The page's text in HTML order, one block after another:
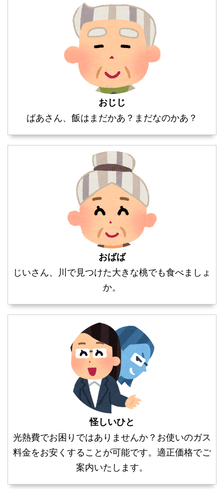
おじじ
ばあさん、飯はまだかあ？まだなのかあ？
おばば
じいさん、川で見つけた大きな桃でも食べましょ
か。
怪しいひと
光熱費でお困りではありませんか？お使いのガス
料金をお安くすることが可能です。適正価格でご
案内いたします。